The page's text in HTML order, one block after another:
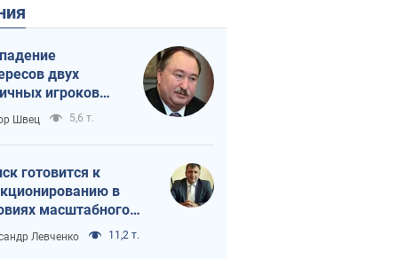
двух
игроков
тайный план
и Путина?
Швец 5,6 т.
готовится к
в
масштабного
кризиса
Левченко 11,2 т.